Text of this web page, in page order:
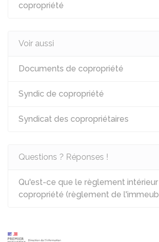
copropriété
Voir aussi
Documents de copropriété
Syndic de copropriété
Syndicat des copropriétaires
Questions ? Réponses !
Qu'est-ce que le règlement
copropriété (règlement de